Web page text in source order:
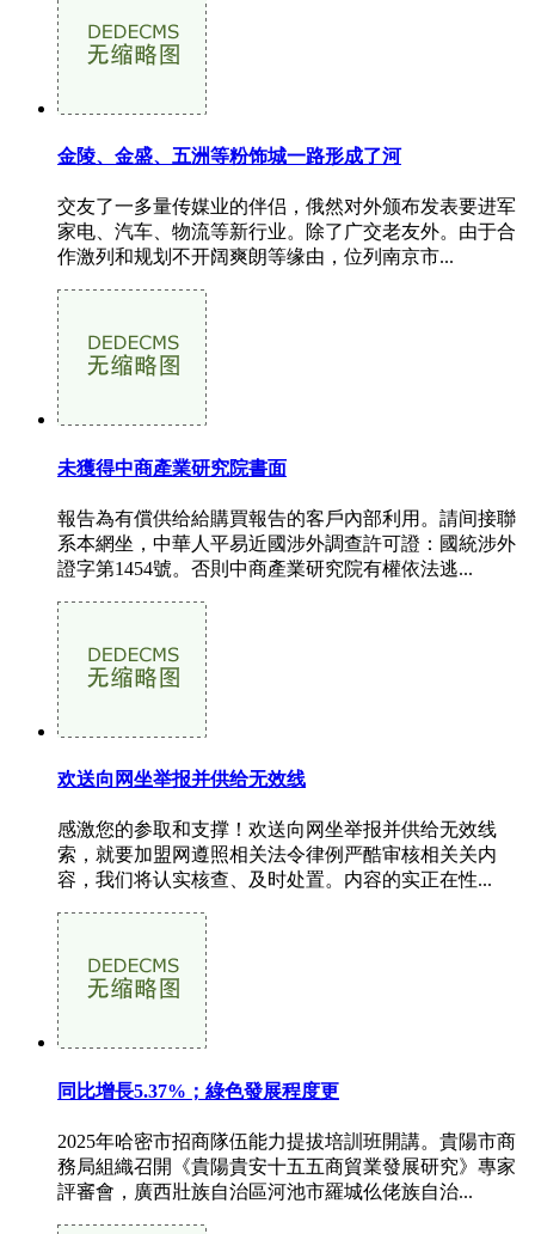
金陵、金盛、五洲等粉饰城一路形成了河
交友了一多量传媒业的伴侣，俄然对外颁布发表要进军
家电、汽车、物流等新行业。除了广交老友外。由于合
作激列和规划不开阔爽朗等缘由，位列南京市...
未獲得中商產業研究院書面
報告為有償供给給購買報告的客戶內部利用。請间接聯
系本網坐，中華人平易近國涉外調查許可證：國統涉外
證字第1454號。否則中商產業研究院有權依法逃...
欢送向网坐举报并供给无效线
感激您的参取和支撑！欢送向网坐举报并供给无效线
索，就要加盟网遵照相关法令律例严酷审核相关关内
容，我们将认实核查、及时处置。内容的实正在性...
同比增長5.37%；綠色發展程度更
2025年哈密市招商隊伍能力提拔培訓班開講。貴陽市商
務局組織召開《貴陽貴安十五五商貿業發展研究》專家
評審會，廣西壯族自治區河池市羅城仫佬族自治...